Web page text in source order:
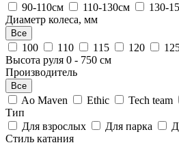
90-110см
110-130см 130-
Диаметр колеса, мм
Все
100 110 115 120
Высота руля 0 - 750 см
Производитель
Все
Ao Maven Ethic Tech team
Тип
Для взрослых
Для парка
Стиль катания